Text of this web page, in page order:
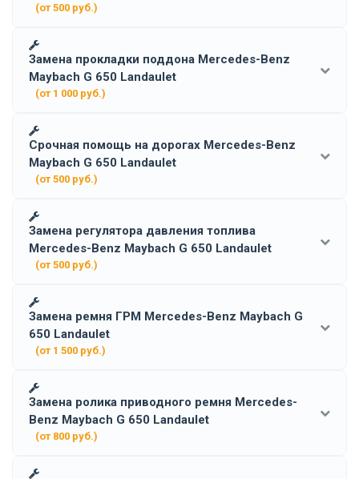
(от 500 руб.)
Замена прокладки поддона Mercedes-Benz
Maybach G 650 Landaulet
(от 1 000 руб.)
Срочная помощь на дорогах Mercedes-Benz
Maybach G 650 Landaulet
(от 500 руб.)
Замена регулятора давления топлива
Mercedes-Benz Maybach G 650 Landaulet
(от 500 руб.)
Замена ремня ГРМ Mercedes-Benz Maybach G
650 Landaulet
(от 1 500 руб.)
Замена ролика приводного ремня Mercedes-
Benz Maybach G 650 Landaulet
(от 800 руб.)